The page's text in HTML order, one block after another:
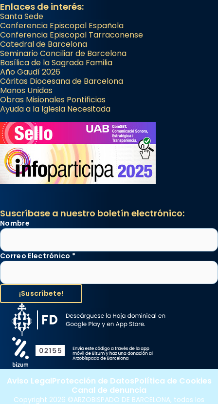
Enlaces de interés:
Santa Sede
Conferencia Episcopal Española
Conferencia Episcopal Tarraconense
Catedral de Barcelona
Seminario Conciliar de Barcelona
Basílica de la Sagrada Familia
Año Gaudí 2026
Cáritas Diocesana de Barcelona
Manos Unidas
Obras Misionales Pontificias
Ayuda a la Iglesia Necesitada
Suscríbase a nuestro boletín electrónico:
Nombre
Correo Electrónico *
Copyright 2026 ©ARZOBISPADO DE BARCELONA, todos los
Aviso LegalProtección de DatosPolítica de Cookies
Canal de denuncia